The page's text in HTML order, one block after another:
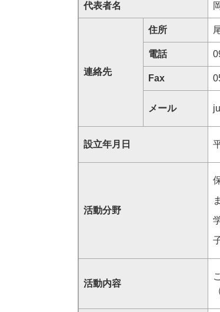
代表者名
連絡先
住所
電話
Fax
メール
設立年月日
活動分野
活動内容